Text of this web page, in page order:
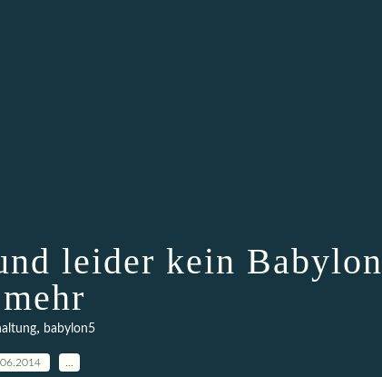
leider kein Babylon
, babylon5